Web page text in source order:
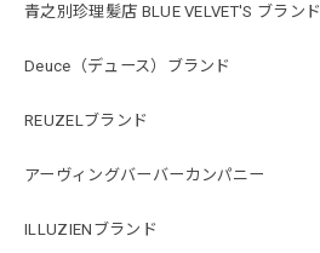
青之別珍理髪店 BLUE VELVET'S ブランド
Deuce（デュース）ブランド
REUZELブランド
アーヴィングバーバーカンパニー
ILLUZIENブランド